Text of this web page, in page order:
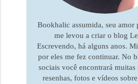
Bookhalic assumida, seu amor
me levou a criar o blog
Escrevendo, há alguns anos.
por eles me fez continuar. No
sociais você encontrará muitas
resenhas, fotos e vídeos